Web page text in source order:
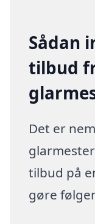
Sådan
tilbud
Det er
tilbud på
gøre